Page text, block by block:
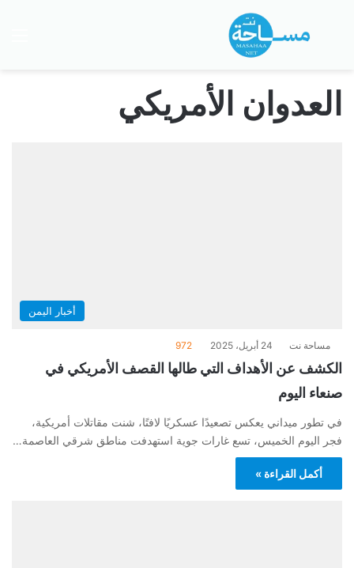
بحث عن
العدوان الأمريكي
أخبار اليمن
مساحة نت 24 أبريل، 2025 972
الكشف عن الأهداف التي طالها القصف الأمريكي في
صنعاء اليوم
في تطور ميداني يعكس تصعيدًا عسكريًا لافتًا، شنت مقاتلات أمريكية،
فجر اليوم الخميس، تسع غارات جوية استهدفت مناطق شرقي العاصمة…
أكمل القراءة »